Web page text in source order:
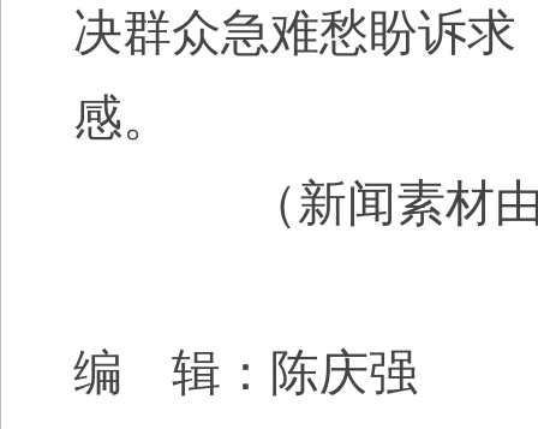
决群众急难愁盼诉
感。
（新闻素材
编 辑：陈庆强